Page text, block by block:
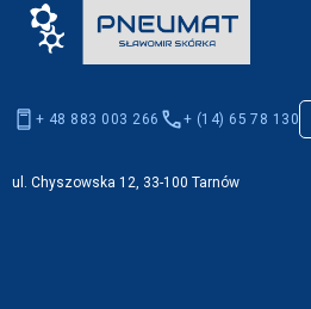
+ 48 883 003 266 + (14) 65 78 130
ul. Chyszowska 12, 33-100 Tarnów